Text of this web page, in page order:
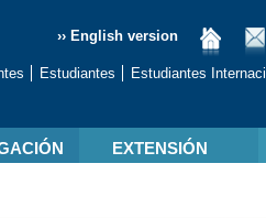
›› English version
Estudiantes Estudiantes
EXTENSIÓN